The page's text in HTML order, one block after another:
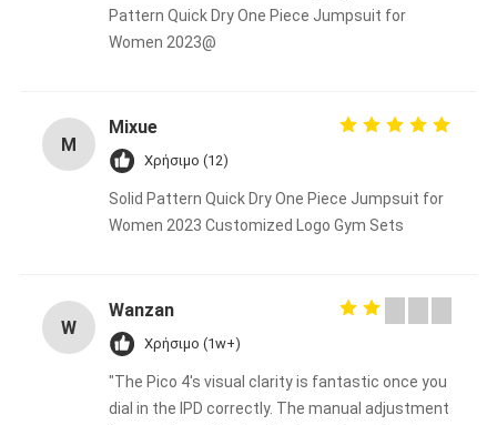
Pattern Quick Dry One Piece Jumpsuit for
Women 2023@
M
Mixue
Χρήσιμο (12)
Solid Pattern Quick Dry One Piece Jumpsuit for
Women 2023 Customized Logo Gym Sets
W
Wanzan
Χρήσιμο (1w+)
"The Pico 4's visual clarity is fantastic once you
dial in the IPD correctly. The manual adjustment